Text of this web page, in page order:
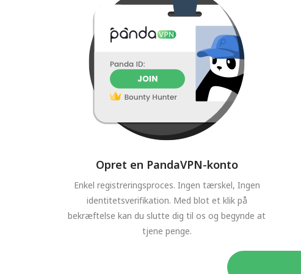
Opret en PandaVPN-konto
Enkel registreringsproces. Ingen tærskel, Ingen
identitetsverifikation. Med blot et klik på
bekræftelse kan du slutte dig til os og begynde at
tjene penge.